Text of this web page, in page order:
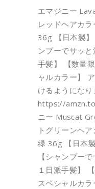
エマジニー
レッドヘアカ
36g 【日本製
ンプーでサッ
手髪】 【数量
ャルカラー】
けるようにな
https://
ニー Muscat
トグリーンヘ
緑 36g 【日本
【シャンプー
１日派手髪】
スペシャルカ